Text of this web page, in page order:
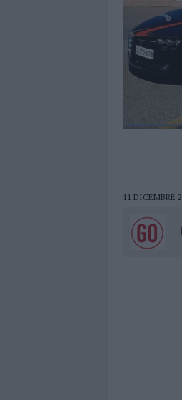
11 DICEMBRE